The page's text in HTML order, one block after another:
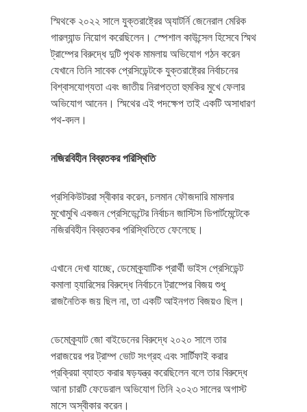
স্মিথকে ২০২২ সালে যুক্তরাষ্ট্রের অ্যাটর্নি জেনেরাল মেরিক
গারল্যান্ড নিয়োগ করেছিলেন। স্পেশাল কাউন্সেল হিসেবে স্মিথ
ট্রাম্পের বিরুদ্ধে দুটি পৃথক মামলায় অভিযোগ গঠন করেন
যেখানে তিনি সাবেক প্রেসিডেন্টকে যুক্তরাষ্ট্রের নির্বাচনের
বিশ্বাসযোগ্যতা এবং জাতীয় নিরাপত্তা হুমকির মুখে ফেলার
অভিযোগ আনেন। স্মিথের এই পদক্ষেপ তাই একটি অসাধারণ
পথ-বদল।
নজিরবিহীন বিব্রতকর পরিস্থিতি
প্রসিকিউটররা স্বীকার করেন, চলমান ফৌজদারি মামলার
মুখোমুখি একজন প্রেসিডেন্টের নির্বাচন জাস্টিস ডিপার্টমেন্টেকে
নজিরবিহীন বিব্রতকর পরিস্থিতিতে ফেলেছে।
এখানে দেখা যাচ্ছে, ডেমোক্র্যাটিক প্রার্থী ভাইস প্রেসিডেন্ট
কমালা হ্যারিসের বিরুদ্ধে নির্বাচনে ট্রাম্পের বিজয় শুধু
রাজনৈতিক জয় ছিল না, তা একটি আইনগত বিজয়ও ছিল।
ডেমোক্র্যাট জো বাইডেনের বিরুদ্ধে ২০২০ সালে তার
পরাজয়ের পর ট্রাম্প ভোট সংগ্রহ এবং সার্টিফাই করার
প্রক্রিয়া ব্যাহত করার ষড়যন্ত্র করেছিলেন বলে তার বিরুদ্ধে
আনা চারটি ফেডেরাল অভিযোগ তিনি ২০২৩ সালের অগাস্ট
মাসে অস্বীকার করেন।